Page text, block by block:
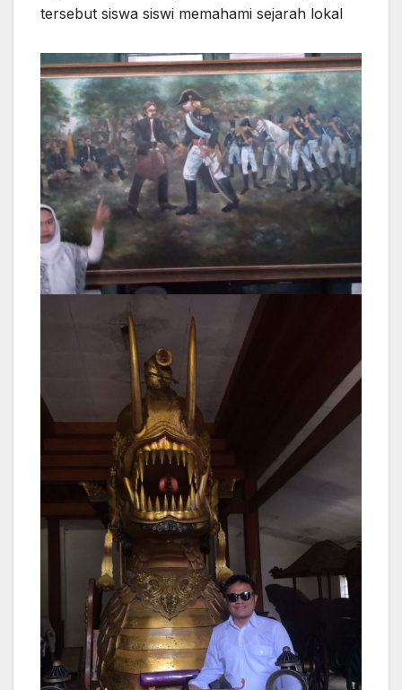
tersebut siswa siswi memahami sejarah lokal